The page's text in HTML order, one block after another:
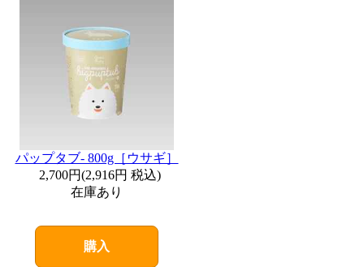
パップタブ- 800g［ウサギ］
2,700円(2,916円 税込)
在庫あり
購入